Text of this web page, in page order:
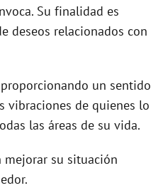
Su finalidad es
deseos relacionados con
un sentido
vibraciones de quienes lo
las áreas de su vida.
mejorar su situación